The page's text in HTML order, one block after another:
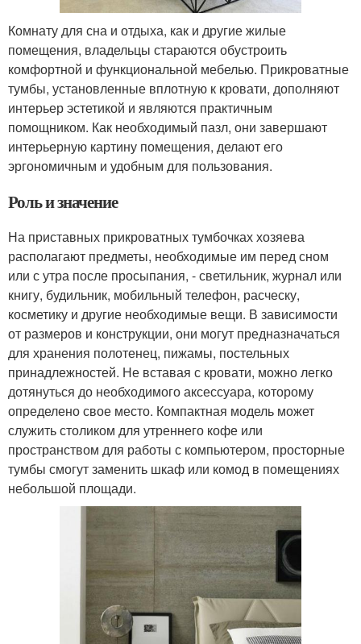
Комнату для сна и отдыха, как и другие жилые
помещения, владельцы стараются обустроить
комфортной и функциональной мебелью. Прикроватные
тумбы, установленные вплотную к кровати, дополняют
интерьер эстетикой и являются практичным
помощником. Как необходимый пазл, они завершают
интерьерную картину помещения, делают его
эргономичным и удобным для пользования.
Роль и значение
На приставных прикроватных тумбочках хозяева
располагают предметы, необходимые им перед сном
или с утра после просыпания, - светильник, журнал или
книгу, будильник, мобильный телефон, расческу,
косметику и другие необходимые вещи. В зависимости
от размеров и конструкции, они могут предназначаться
для хранения полотенец, пижамы, постельных
принадлежностей. Не вставая с кровати, можно легко
дотянуться до необходимого аксессуара, которому
определено свое место. Компактная модель может
служить столиком для утреннего кофе или
пространством для работы с компьютером, просторные
тумбы смогут заменить шкаф или комод в помещениях
небольшой площади.